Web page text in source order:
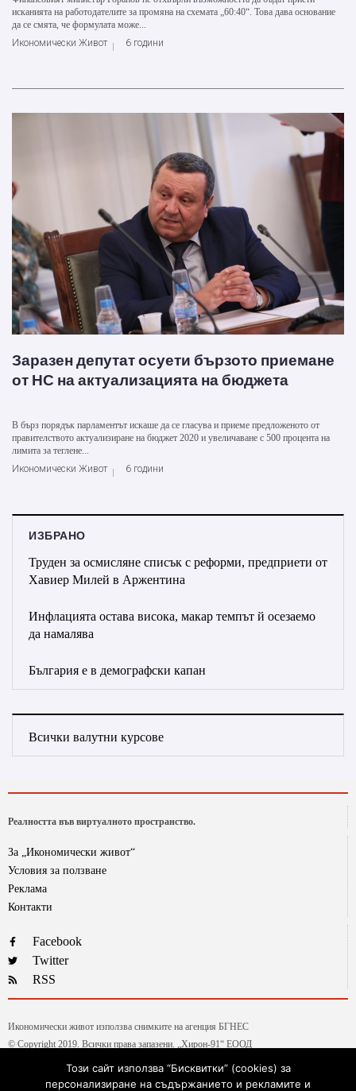
исканията на работодателите за промяна на схемата „60:40“. Това дава основание
да се смята, че формулата може...
Икономически Живот
6 години
Заразен депутат осуети бързото приемане
от НС на актуализацията на бюджета
В бърз порядък парламентът искаше да се гласува и приеме предложеното от
правителството актуализиране на бюджет 2020 и увеличаване с 500 процента на
лимита за теглене...
Икономически Живот
6 години
ИЗБРАНО
Труден за осмисляне списък с реформи, предприети от
Хавиер Милей в Аржентина
Инфлацията остава висока, макар темпът й осезаемо
да намалява
България е в демографски капан
Всички валутни курсове
Реалността във виртуалното пространство.
За „Икономически живот“
Условия за ползване
Реклама
Контакти
Facebook
Twitter
RSS
Икономически живот използва снимките на агенция БГНЕС
© Copyright 2019. Всички права запазени. „Хирон-91“ ЕООД
Този сайт използва “Бисквитки” (cookies) за
персонализиране на съдържанието и рекламите и